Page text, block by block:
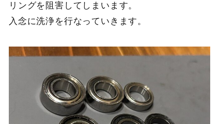
リングを阻害してしまいます。
入念に洗浄を行なっていきます。